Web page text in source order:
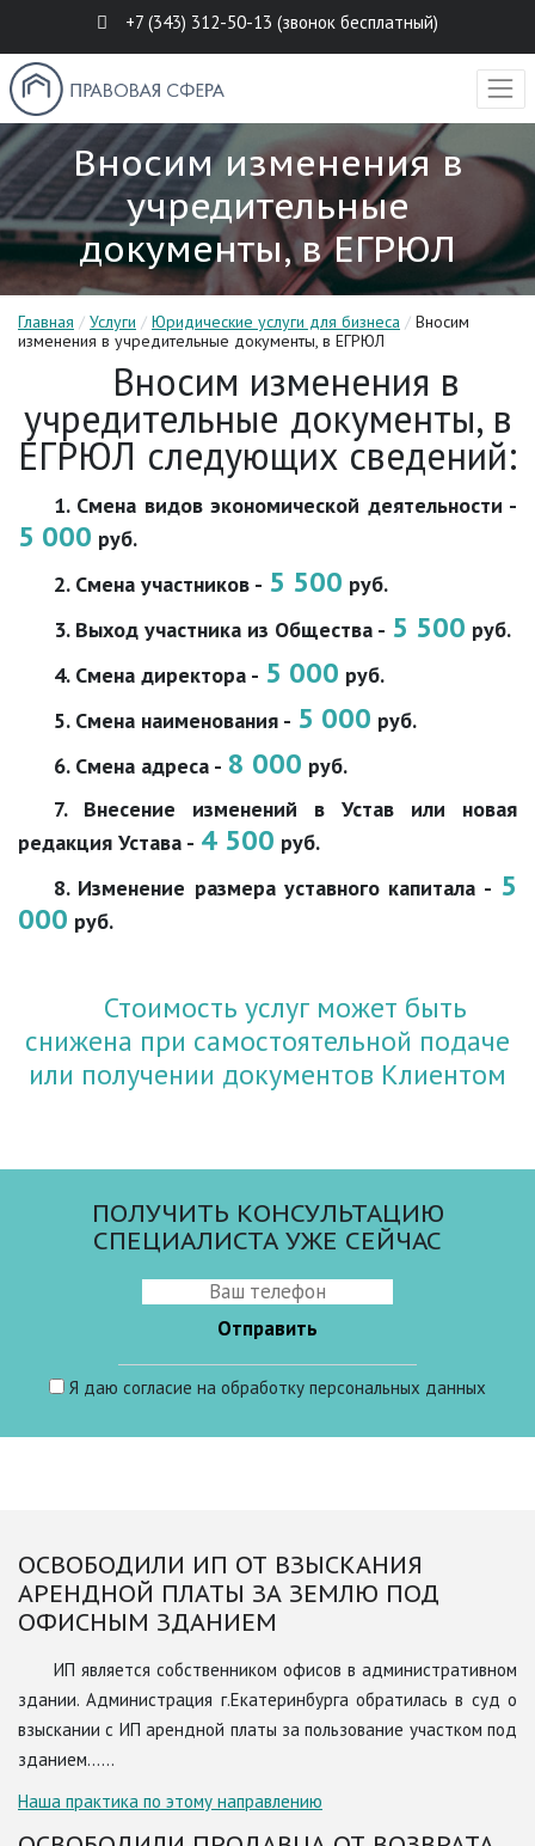
+7 (343) 312-50-13 (звонок бесплатный)
Вносим изменения в
учредительные
документы, в ЕГРЮЛ
Главная / Услуги / Юридические услуги для бизнеса / Вносим
изменения в учредительные документы, в ЕГРЮЛ
Вносим изменения в
учредительные документы, в
ЕГРЮЛ следующих сведений:
1. Смена видов экономической деятельности -
5 000 руб.
2. Смена участников - 5 500 руб.
3. Выход участника из Общества - 5 500 руб.
4. Смена директора - 5 000 руб.
5. Смена наименования - 5 000 руб.
6. Смена адреса - 8 000 руб.
7. Внесение изменений в Устав или новая
редакция Устава - 4 500 руб.
8. Изменение размера уставного капитала - 5
000 руб.
Стоимость услуг может быть
снижена при самостоятельной подаче
или получении документов Клиентом
ПОЛУЧИТЬ КОНСУЛЬТАЦИЮ
СПЕЦИАЛИСТА УЖЕ СЕЙЧАС
Я даю согласие на обработку персональных данных
ОСВОБОДИЛИ ИП ОТ ВЗЫСКАНИЯ
АРЕНДНОЙ ПЛАТЫ ЗА ЗЕМЛЮ ПОД
ОФИСНЫМ ЗДАНИЕМ
ИП является собственником офисов в административном
здании. Администрация г.Екатеринбурга обратилась в суд о
взыскании с ИП арендной платы за пользование участком под
зданием......
Наша практика по этому направлению